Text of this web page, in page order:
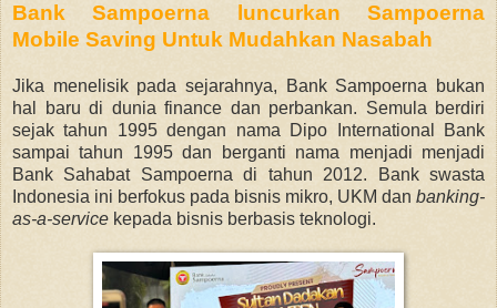
Bank Sampoerna luncurkan Sampoerna
Mobile Saving Untuk Mudahkan Nasabah
Jika menelisik pada sejarahnya, Bank Sampoerna bukan
hal baru di dunia finance dan perbankan. Semula berdiri
sejak tahun 1995 dengan nama
Dipo International Bank
sampai tahun 1995 dan berganti nama menjadi menjadi
Bank Sahabat Sampoerna di tahun 2012. Bank swasta
Indonesia ini berfokus pada bisnis mikro, UKM dan banking-
as-a-service kepada bisnis berbasis teknologi.